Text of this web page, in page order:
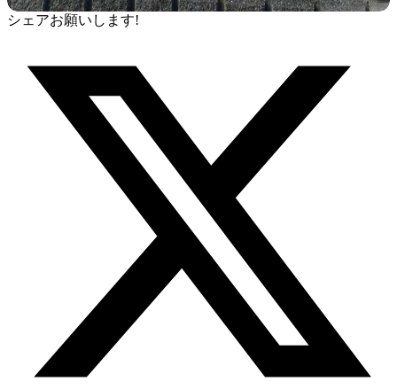
シェアお願いします!